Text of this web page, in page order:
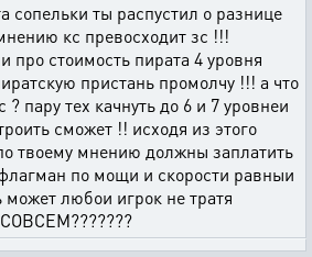
сопельки ты распустил о разнице
кс превосходит зс !!!
стоимость пирата 4 уровня
пристань промолчу !!! а что
? пару тех качнуть до 6 и 7 уровнеи
сможет !! исходя из этого
твоему мнению должны заплатить
по мощи и скорости равныи
может любои игрок не тратя